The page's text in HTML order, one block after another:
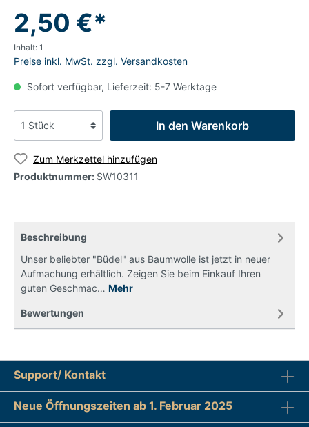
2,50 €*
Inhalt: 1
Preise inkl. MwSt. zzgl. Versandkosten
Sofort verfügbar, Lieferzeit: 5-7 Werktage
In den Warenkorb
Zum Merkzettel hinzufügen
Produktnummer: SW10311
Beschreibung
Unser beliebter "Büdel" aus Baumwolle ist jetzt in neuer
Aufmachung erhältlich. Zeigen Sie beim Einkauf Ihren
guten Geschmac… Mehr
Bewertungen
Support/ Kontakt
Neue Öffnungszeiten ab 1. Februar 2025